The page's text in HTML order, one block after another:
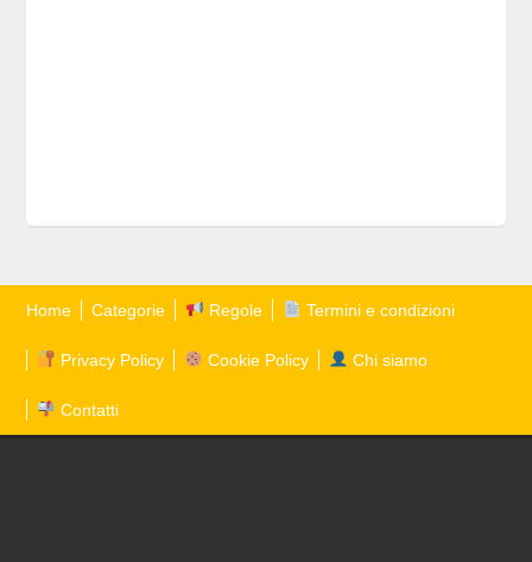
Home Categorie Regole Termini e condizioni
Privacy Policy Cookie Policy Chi siamo
Contatti